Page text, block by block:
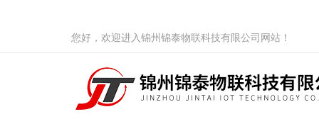
您好，欢迎进入锦州锦泰物联科技有限公司网站！